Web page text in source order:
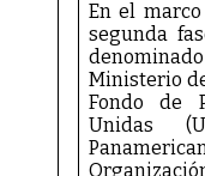
En el
segunda
Ministerio
Fondo de
Unidas